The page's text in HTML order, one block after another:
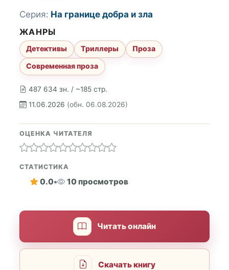
487 634 зн. / ~185 стр.
11.06.2026 (обн. 06.08.2026)
Серия: На границе добра и зла
ЖАНРЫ
Детективы Триллеры
Проза
Современная проза
ОЦЕНКА ЧИТАТЕЛЯ
СТАТИСТИКА
0.0• 10 просмотров
Читать онлайн
Скачать книгу